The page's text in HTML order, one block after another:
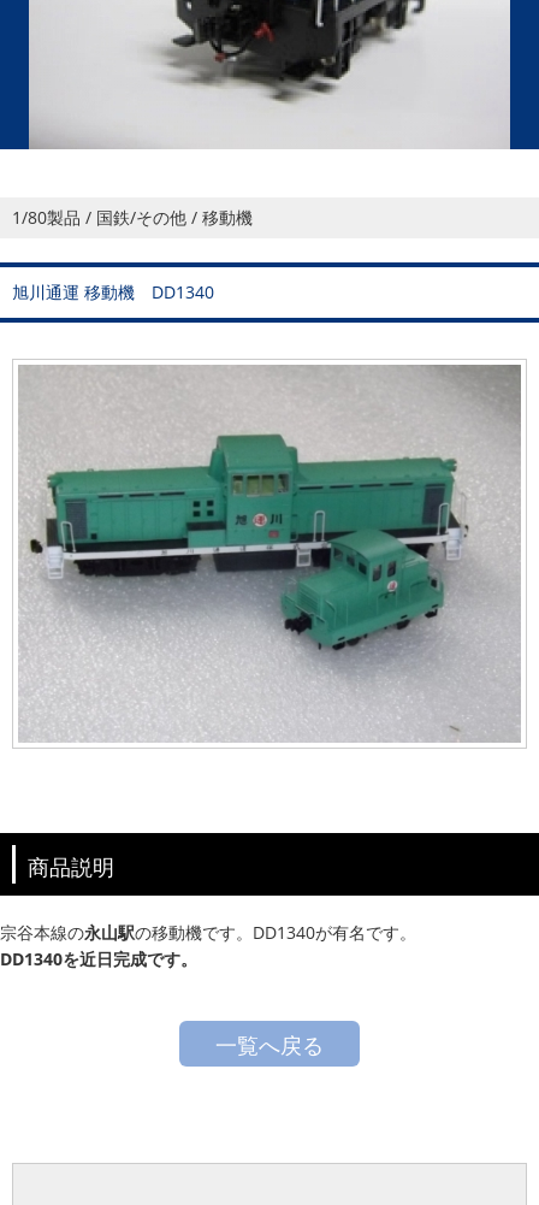
1/80製品 / 国鉄/その他 / 移動機
旭川通運 移動機 DD1340
商品説明
宗谷本線の永山駅の移動機です。DD1340が有名です。
DD1340を近日完成です。
一覧へ戻る